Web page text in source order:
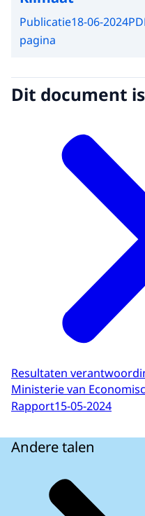
Publicatie18-06-2024
pagina
Dit document
Resultaten
Ministerie van
Rapport15-05-2024
Andere talen